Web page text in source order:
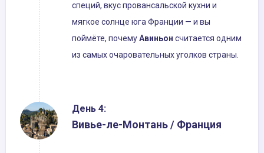
специй, вкус провансальской кухни и
мягкое солнце юга Франции — и вы
поймёте, почемуАвиньон считается одним
из самых очаровательных уголков страны.
День 4:
Вивье-ле-Монтань / Франция